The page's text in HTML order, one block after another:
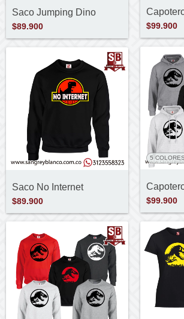
Saco Jumping Dino
$89.900 $99.900
Saco No Internet
$89.900
5 COLORES
$99.900